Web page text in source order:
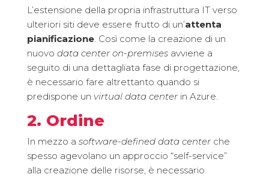
L’estensione della propria infrastruttura IT verso
ulteriori siti deve essere frutto di un’attenta
pianificazione. Così come la creazione di un
nuovo data center on-premisesavviene a
seguito di una dettagliata fase di progettazione,
è necessario fare altrettanto quando si
predispone un virtual data centerin Azure.
2. Ordine
In mezzo a software-defined data centerche
spesso agevolano un approccio “self-service”
alla creazione delle risorse, è necessario